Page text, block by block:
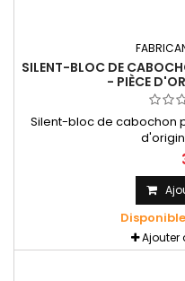
SILENT-BLOC DE
- PIÈCE
Silent-bloc de cabochon